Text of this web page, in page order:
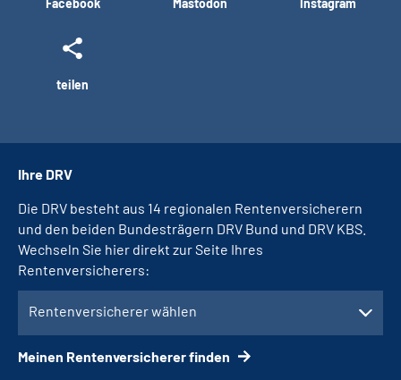
Facebook Mastodon Instagram
teilen
Ihre DRV
Die DRV besteht aus 14 regionalen Rentenversicherern
und den beiden Bundesträgern DRV Bund und DRV KBS.
Wechseln Sie hier direkt zur Seite Ihres
Rentenversicherers:
Rentenversicherer wählen
Meinen Rentenversicherer finden